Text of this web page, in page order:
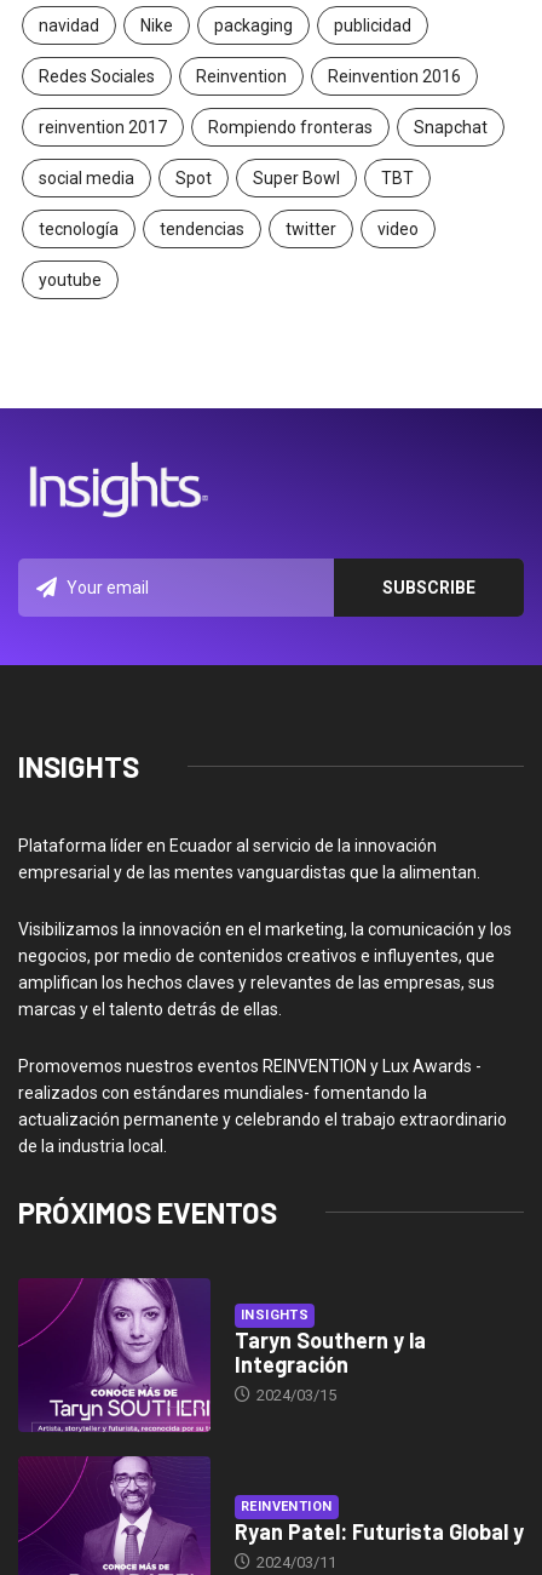
navidad Nike packaging publicidad
Redes Sociales Reinvention Reinvention 2016
reinvention 2017 Rompiendo fronteras Snapchat
social media Spot Super Bowl TBT
tecnología tendencias twitter video
youtube
INSIGHTS
Plataforma líder en Ecuador al servicio de la innovación
empresarial y de las mentes vanguardistas que la alimentan.
Visibilizamos la innovación en el marketing, la comunicación y los
negocios, por medio de contenidos creativos e influyentes, que
amplifican los hechos claves y relevantes de las empresas, sus
marcas y el talento detrás de ellas.
Promovemos nuestros eventos REINVENTION y Lux Awards -
realizados con estándares mundiales- fomentando la
actualización permanente y celebrando el trabajo extraordinario
de la industria local.
PRÓXIMOS EVENTOS
INSIGHTS
Taryn Southern y la
Integración
2024/03/15
REINVENTION
Ryan Patel: Futurista Global y
2024/03/11